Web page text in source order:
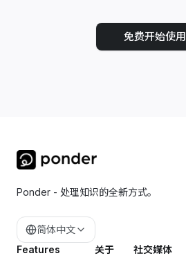
免费开始使用
Ponder - 处理知识的全新方式。
简体中文
Features
关于 社交媒体